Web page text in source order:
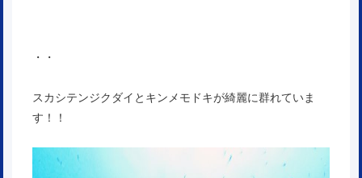
・・
スカシテンジクダイとキンメモドキが綺麗に群れていま
す！！